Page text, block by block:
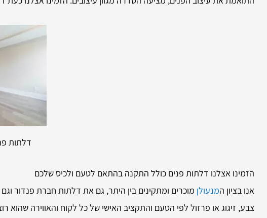
דלתות
הזמינו אצלנו דלתות פנים כולל התקנה בהתאם לטעם ולכיס שלכם
אנו בציון המנעולן מוכרים ומתקינים בין היתר, גם את דלתות חברת פנדור
צבע, זיגוג או פרזול לפי הטעם והתקציב האישי של כל לקוח והאווירה